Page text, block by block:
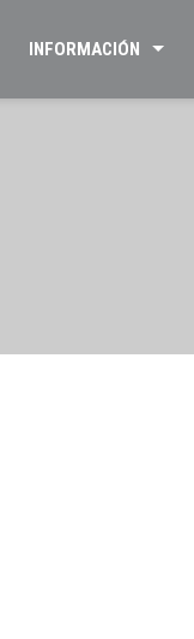
INFORMACIÓN